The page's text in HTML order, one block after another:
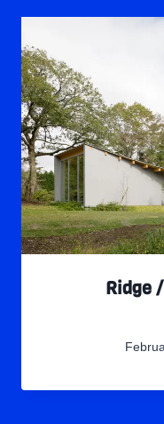
استقبال الفندق في مكتب Ridge /